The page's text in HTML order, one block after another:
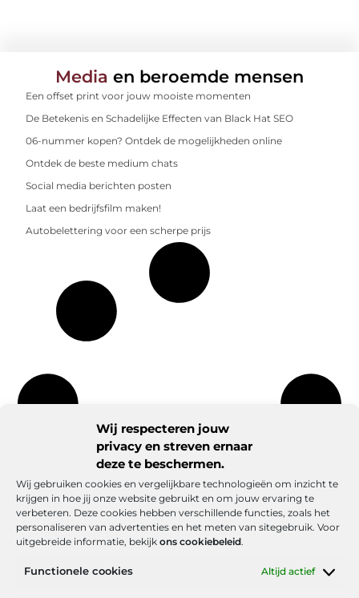
Wij respecteren jouw
privacy en streven ernaar
deze te beschermen.
Wij gebruiken cookies en vergelijkbare technologieën om inzicht te
krijgen in hoe jij onze website gebruikt en om jouw ervaring te
verbeteren. Deze cookies hebben verschillende functies, zoals het
personaliseren van advertenties en het meten van sitegebruik. Voor
uitgebreide informatie, bekijk ons cookiebeleid.
Functionele cookies Altijd actief
Media en beroemde mensen
Een offset print voor jouw mooiste momenten
De Betekenis en Schadelijke Effecten van Black Hat SEO
06-nummer kopen? Ontdek de mogelijkheden online
Ontdek de beste medium chats
Social media berichten posten
Laat een bedrijfsfilm maken!
Autobelettering voor een scherpe prijs